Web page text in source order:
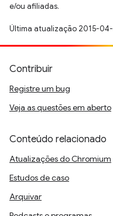
e/ou afiliadas.
Última atualização 2015-04-
Contribuir
Registre um bug
Veja as questões em aberto
Conteúdo relacionado
Atualizações do Chromium
Estudos de caso
Arquivar